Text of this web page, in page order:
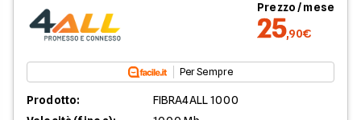
Prezzo / mese
25,90€
Per Sempre
Prodotto:
FIBRA4ALL 1000